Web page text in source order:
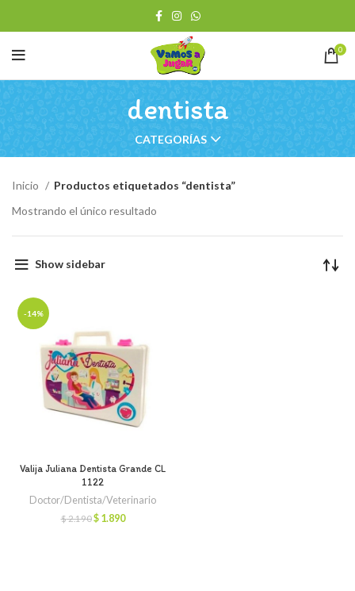
0
dentista
CATEGORÍAS
Inicio
Productos etiquetados “dentista”
Mostrando el único resultado
Show sidebar
-14%
Valija Juliana Dentista Grande CL
1122
Doctor/Dentista/Veterinario
$2.190El
$1.890El